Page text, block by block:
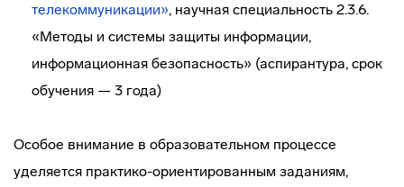
телекоммуникации», научная специальность 2.3.6.
«Методы и системы защиты информации,
информационная безопасность» (аспирантура, срок
обучения — 3 года)
Особое внимание в образовательном процессе
уделяется практико-ориентированным заданиям,